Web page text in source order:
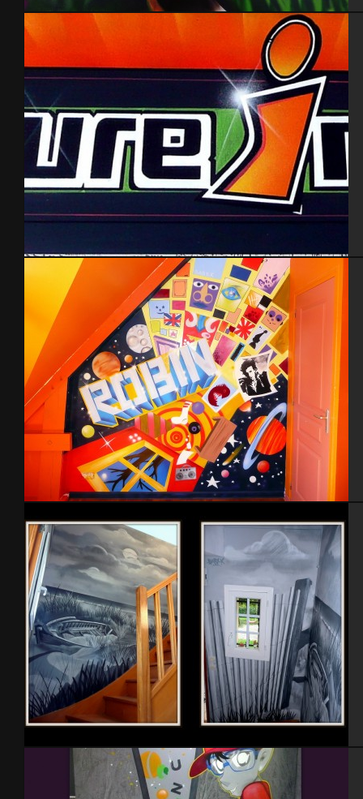
Détail déco piscine, caméléon
Culture Indoor
Cage d’escalier – 2014